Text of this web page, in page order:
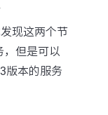
现这两个节
，但是可以
版本的服务